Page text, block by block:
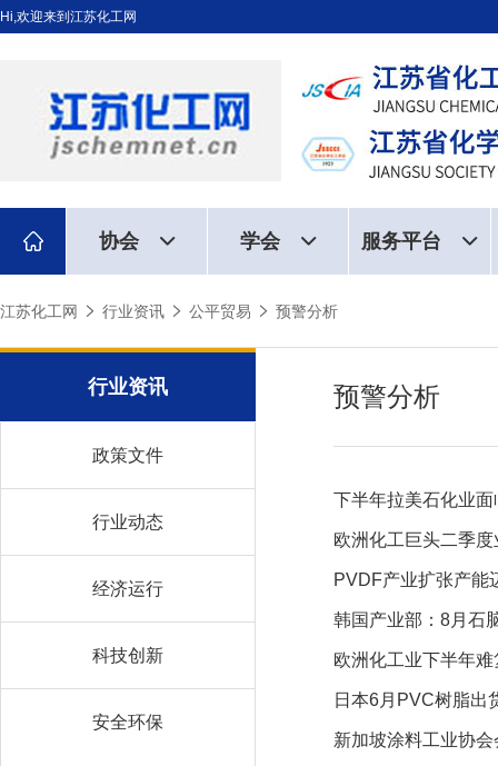
Hi,欢迎来到江苏化工网
协会 学会 服务平台
江苏化工网 行业资讯 公平贸易 预警分析
行业资讯
政策文件
行业动态
经济运行
科技创新
安全环保
预警分析
下半年拉美石化业
欧洲化工巨头二季
PVDF产业扩张产能
韩国产业部：8月石
欧洲化工业下半年难
日本6月PVC树脂出
新加坡涂料工业协